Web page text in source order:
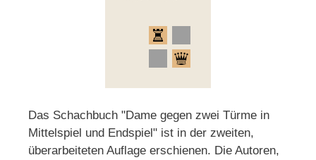
Das Schachbuch "Dame gegen zwei Türme in
Mittelspiel und Endspiel" ist in der zweiten,
überarbeiteten Auflage erschienen. Die Autoren,